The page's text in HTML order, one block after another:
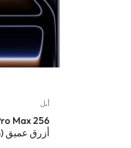
أبل
أزرق عميق (eSim فقط)